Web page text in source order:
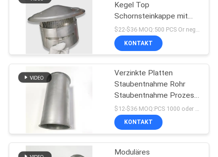
Rohr-Zonen-
Dämpfer
Metal Stanzteile
153
Kegel Top
Schornsteinkappe mit
Bildschirm Kamin
Abgaskappe anpassen
KONTAKT
Verzinkte Platten
Staubentnahme Rohr
Staubentnahme Prozess
Lüftung Flankenkanäle
KONTAKT
Moduläres